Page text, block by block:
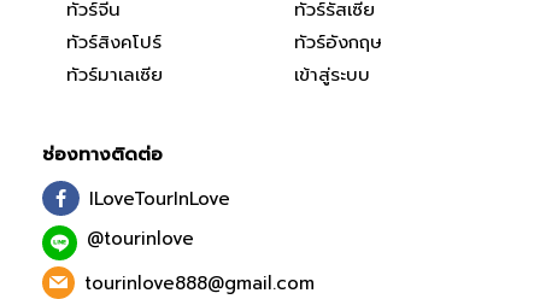
ทัวร์จีน
ทัวร์สิงคโปร์
ทัวร์มาเลเซีย
ทัวร์รัสเซีย
ทัวร์อังกฤษ
เข้าสู่ระบบ
ช่องทางติดต่อ
ILoveTourInLove
@tourinlove
tourinlove888@gmail.com